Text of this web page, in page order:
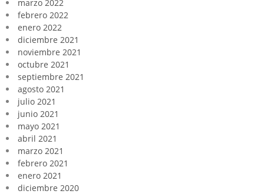
marzo 2022
febrero 2022
enero 2022
diciembre 2021
noviembre 2021
octubre 2021
septiembre 2021
agosto 2021
julio 2021
junio 2021
mayo 2021
abril 2021
marzo 2021
febrero 2021
enero 2021
diciembre 2020